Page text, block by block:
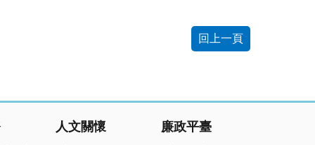
回上一頁
人文關懷 廉政平臺